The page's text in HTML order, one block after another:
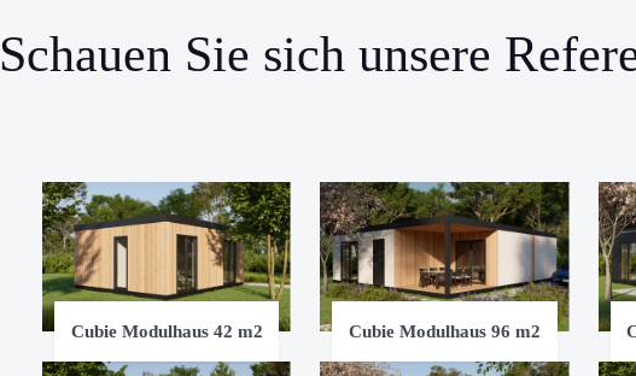
Schauen Sie sich unsere
Cubie Modulhaus 42 m2 Cubie Modulhaus 96 m2